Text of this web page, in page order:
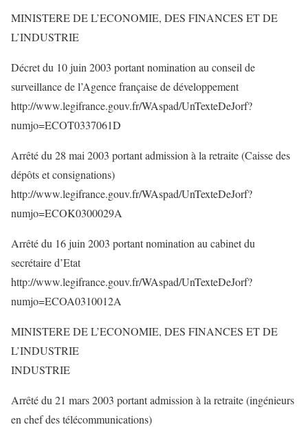
MINISTERE DE L’ECONOMIE, DES FINANCES ET DE
L’INDUSTRIE
Décret du 10 juin 2003 portant nomination au conseil de
surveillance de l’Agence française de développement
http://www.legifrance.gouv.fr/WAspad/UnTexteDeJorf?
numjo=ECOT0337061D
Arrêté du 28 mai 2003 portant admission à la retraite (Caisse des
dépôts et consignations)
http://www.legifrance.gouv.fr/WAspad/UnTexteDeJorf?
numjo=ECOK0300029A
Arrêté du 16 juin 2003 portant nomination au cabinet du
secrétaire d’Etat
http://www.legifrance.gouv.fr/WAspad/UnTexteDeJorf?
numjo=ECOA0310012A
MINISTERE DE L’ECONOMIE, DES FINANCES ET DE
L’INDUSTRIE
INDUSTRIE
Arrêté du 21 mars 2003 portant admission à la retraite (ingénieurs
en chef des télécommunications)